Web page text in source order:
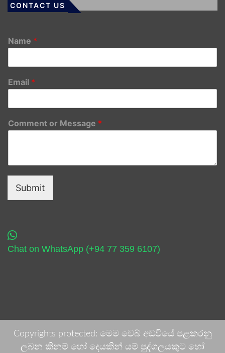
CONTACT US
Name *
Email *
Comment or Message *
Submit
Chat on WhatsApp (+94 77 359 6107)
Copyrights protected: මෙම වෙබ් අඩවියේ පළකරනු
ලබන කිනම් හෝ දෙයකින් යම් පුද්ගලයකුට හෝ